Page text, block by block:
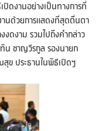
ปิดงานอย่างเป็นทางการที่
านด้วยการแสดงที่สุดตื่นตา
งดงาม รวมไปถึงคำกล่าว
ชาญวีรกูล รองนายก
สุข ประธานในพิธีเปิดฯ